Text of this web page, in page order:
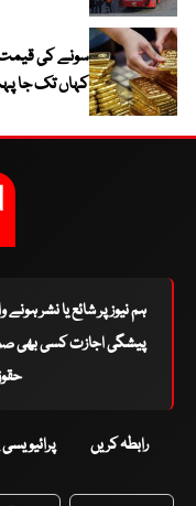
سونے کی قیمت
کہاں تک جا
ہم نیوز پر شائع یا نشر
پیشگی اجازت کسی بھی
رابطہ کریں